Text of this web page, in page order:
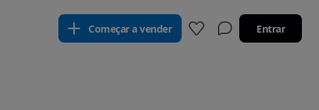
Começar a vender Entrar